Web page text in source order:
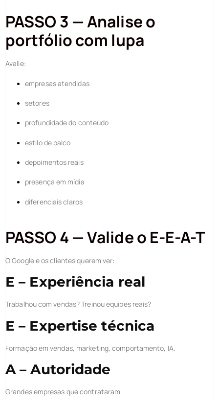
PASSO 3 — Analise o
portfólio com lupa
Avalie:
empresas atendidas
setores
profundidade do conteúdo
estilo de palco
depoimentos reais
presença em mídia
diferenciais claros
PASSO 4 — Valide o E-E-A-T
O Google e os clientes querem ver:
E – Experiência real
Trabalhou com vendas? Treinou equipes reais?
E – Expertise técnica
Formação em vendas, marketing, comportamento, IA.
A – Autoridade
Grandes empresas que contrataram.